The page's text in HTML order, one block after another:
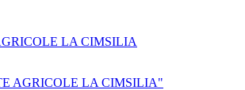
LA CIMSILIA
AGRICOLE LA CIMSILIA"